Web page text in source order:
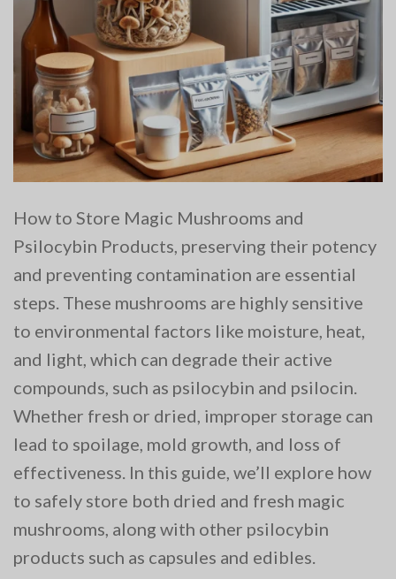
How to Store Magic Mushrooms and
Psilocybin Products, preserving their potency
and preventing contamination are essential
steps. These mushrooms are highly sensitive
to environmental factors like moisture, heat,
and light, which can degrade their active
compounds, such as psilocybin and psilocin.
Whether fresh or dried, improper storage can
lead to spoilage, mold growth, and loss of
effectiveness. In this guide, we’ll explore how
to safely store both dried and fresh magic
mushrooms, along with other psilocybin
products such as capsules and edibles.